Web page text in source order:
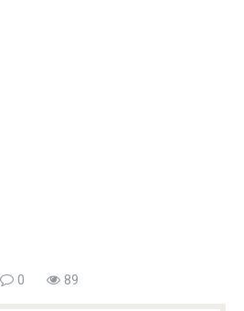
0 89